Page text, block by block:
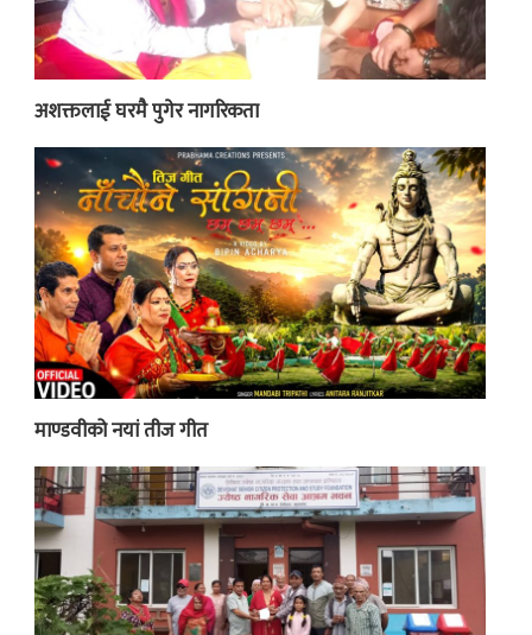
अशक्तलाई घरमै पुगेर नागरिकता
माण्डवीको नयां तीज गीत